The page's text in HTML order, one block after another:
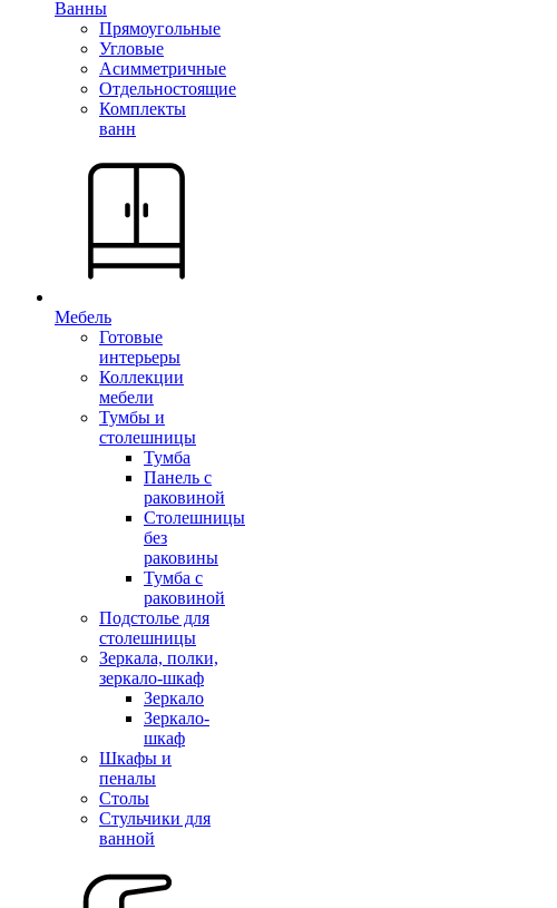
Ванны
Прямоугольные
Угловые
Асимметричные
Отдельностоящие
Комплекты
ванн
Мебель
Готовые
интерьеры
Коллекции
мебели
Тумбы и
столешницы
Тумба
Панель с
раковиной
Столешницы
без
раковины
Тумба с
раковиной
Подстолье для
столешницы
Зеркала, полки,
зеркало-шкаф
Зеркало
Зеркало-
шкаф
Шкафы и
пеналы
Столы
Стульчики для
ванной